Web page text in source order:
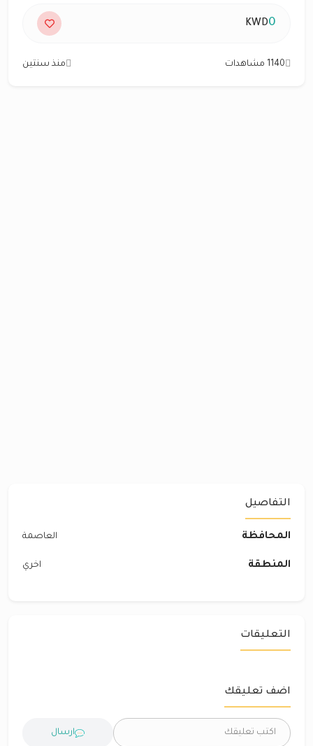
0
KWD
1140 مشاهدات منذ سنتين
التفاصيل
المحافظة العاصمة
المنطقة اخري
التعليقات
اضف تعليقك
ارسال